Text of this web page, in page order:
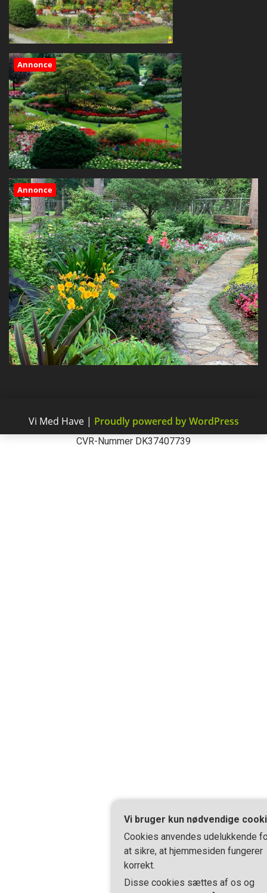
Annonce
Annonce
Vi Med Have | Proudly powered by WordPress
CVR-Nummer DK37407739
Vi bruger kun nødvendige
Cookies anvendes udelukkende
at sikre, at hjemmesiden fungerer
korrekt.
Disse cookies sættes af os og